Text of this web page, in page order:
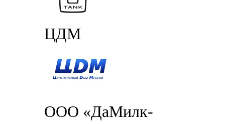
ЦДМ
ООО «ДаМилк-